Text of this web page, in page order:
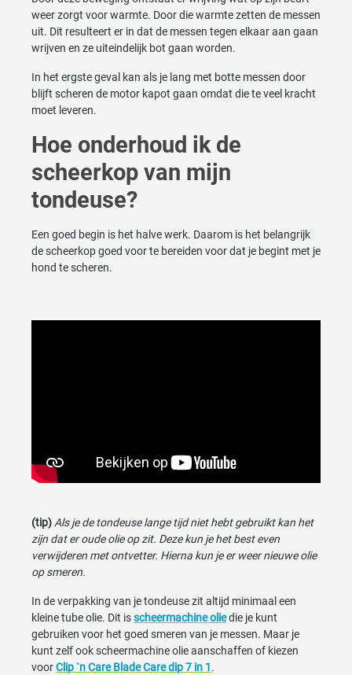
weer zorgt voor warmte. Door die warmte zetten de messen
uit. Dit resulteert er in dat de messen tegen elkaar aan gaan
wrijven en ze uiteindelijk bot gaan worden.
In het ergste geval kan als je lang met botte messen door
blijft scheren de motor kapot gaan omdat die te veel kracht
moet leveren.
Hoe onderhoud ik de
scheerkop van mijn
tondeuse?
Een goed begin is het halve werk. Daarom is het belangrijk
de scheerkop goed voor te bereiden voor dat je begint met je
hond te scheren.
(tip)Als je de tondeuse lange tijd niet hebt gebruikt kan het
zijn dat er oude olie op zit. Deze kun je het best even
verwijderen met ontvetter. Hierna kun je er weer nieuwe olie
op smeren.
In de verpakking van je tondeuse zit altijd minimaal een
kleine tube olie. Dit isscheermachine oliedie je kunt
gebruiken voor het goed smeren van je messen. Maar je
kunt zelf ook scheermachine olie aanschaffen of kiezen
voorClip `n Care Blade Care dip 7 in 1.